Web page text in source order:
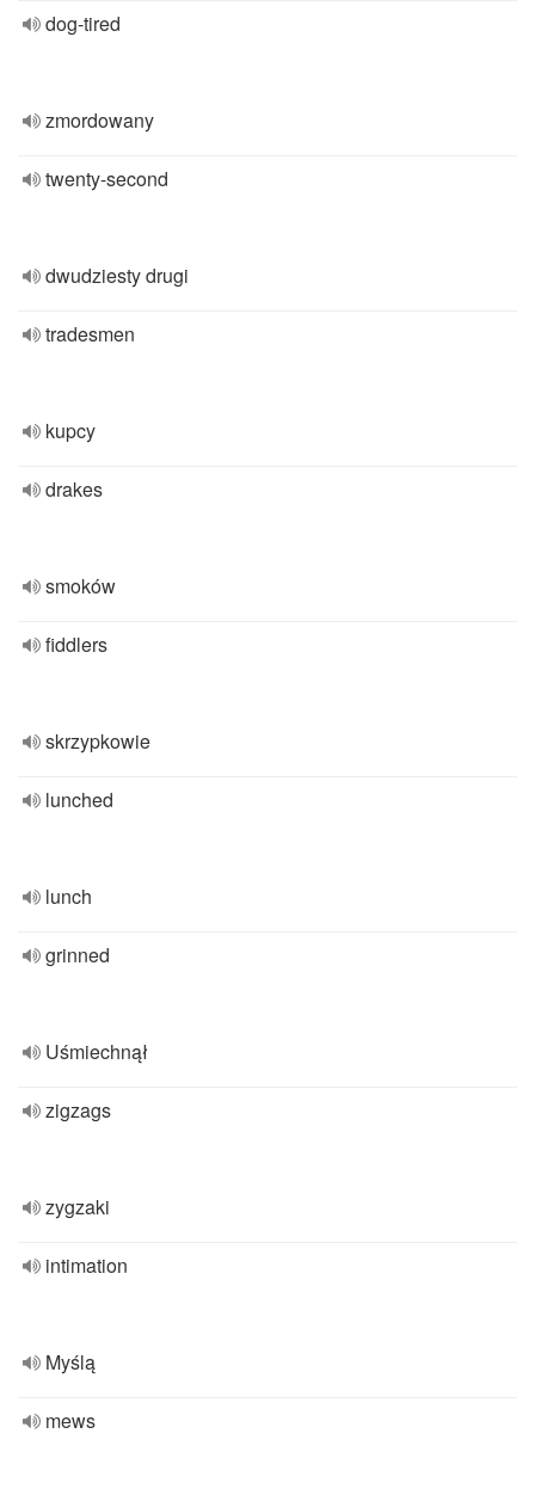
dog-tired
zmordowany
twenty-second
dwudziesty drugi
tradesmen
kupcy
drakes
smoków
fiddlers
skrzypkowie
lunched
lunch
grinned
Uśmiechnął
zigzags
zygzaki
intimation
Myślą
mews